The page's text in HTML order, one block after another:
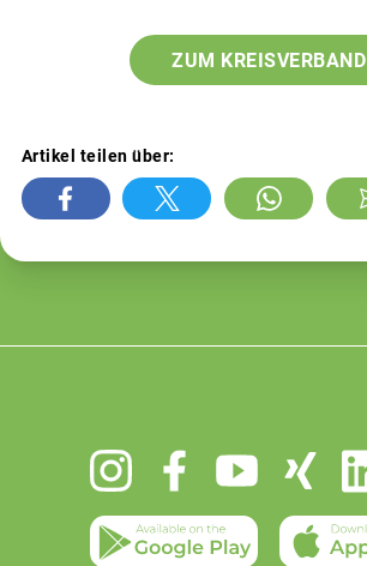
ZUM KREISVERBAND
Artikel teilen über: